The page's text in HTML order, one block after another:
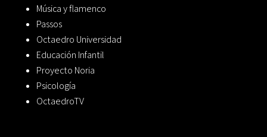
Música y flamenco
Passos
Octaedro Universidad
Educación Infantil
Proyecto Noria
Psicología
OctaedroTV